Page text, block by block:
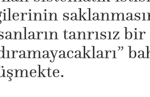
tanrısız bir